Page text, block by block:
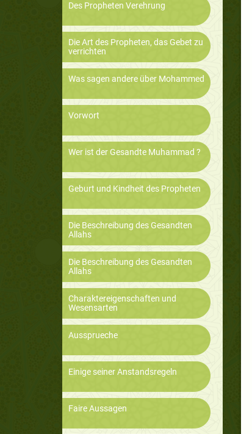
Des Propheten Verehrung
Die Art des Propheten, das Gebet zu
verrichten
Was sagen andere über Mohammed
Vorwort
Wer ist der Gesandte Muhammad ?
Geburt und Kindheit des Propheten
Die Beschreibung des Gesandten
Allahs
Die Beschreibung des Gesandten
Allahs
Charaktereigenschaften und
Wesensarten
Aussprueche
Einige seiner Anstandsregeln
Faire Aussagen